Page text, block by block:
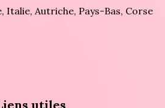
Italie, Autriche, Pays-Bas, Corse
utiles